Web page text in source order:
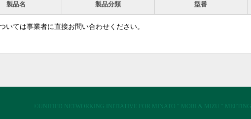
製品名 製品分類 型番
いては事業者に直接お問い合わせください。
©UNIFIED NETWORKING INITIATIVE FOR MINATO “ MORI & MIZU “ MEETING